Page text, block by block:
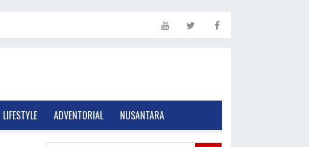
LIFESTYLE ADVENTORIAL NUSANTARA